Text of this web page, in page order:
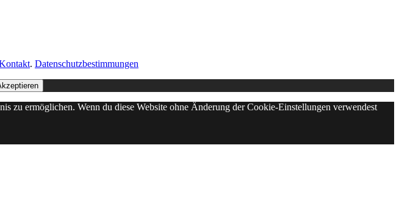
. Datenschutzbestimmungen
zu ermöglichen. Wenn du diese Website ohne Änderung der Cookie-Einstellungen verwendest